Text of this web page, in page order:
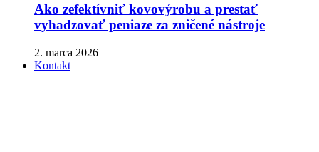
Ako zefektívniť kovovýrobu a prestať
vyhadzovať peniaze za zničené nástroje
2. marca 2026
Kontakt